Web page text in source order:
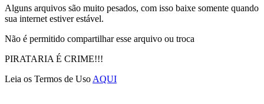
Alguns arquivos são muito pesados, com isso baixe somente quando
sua internet estiver estável.
Não é permitido compartilhar esse arquivo ou troca
PIRATARIA É CRIME!!!
Leia os Termos de Uso AQUI